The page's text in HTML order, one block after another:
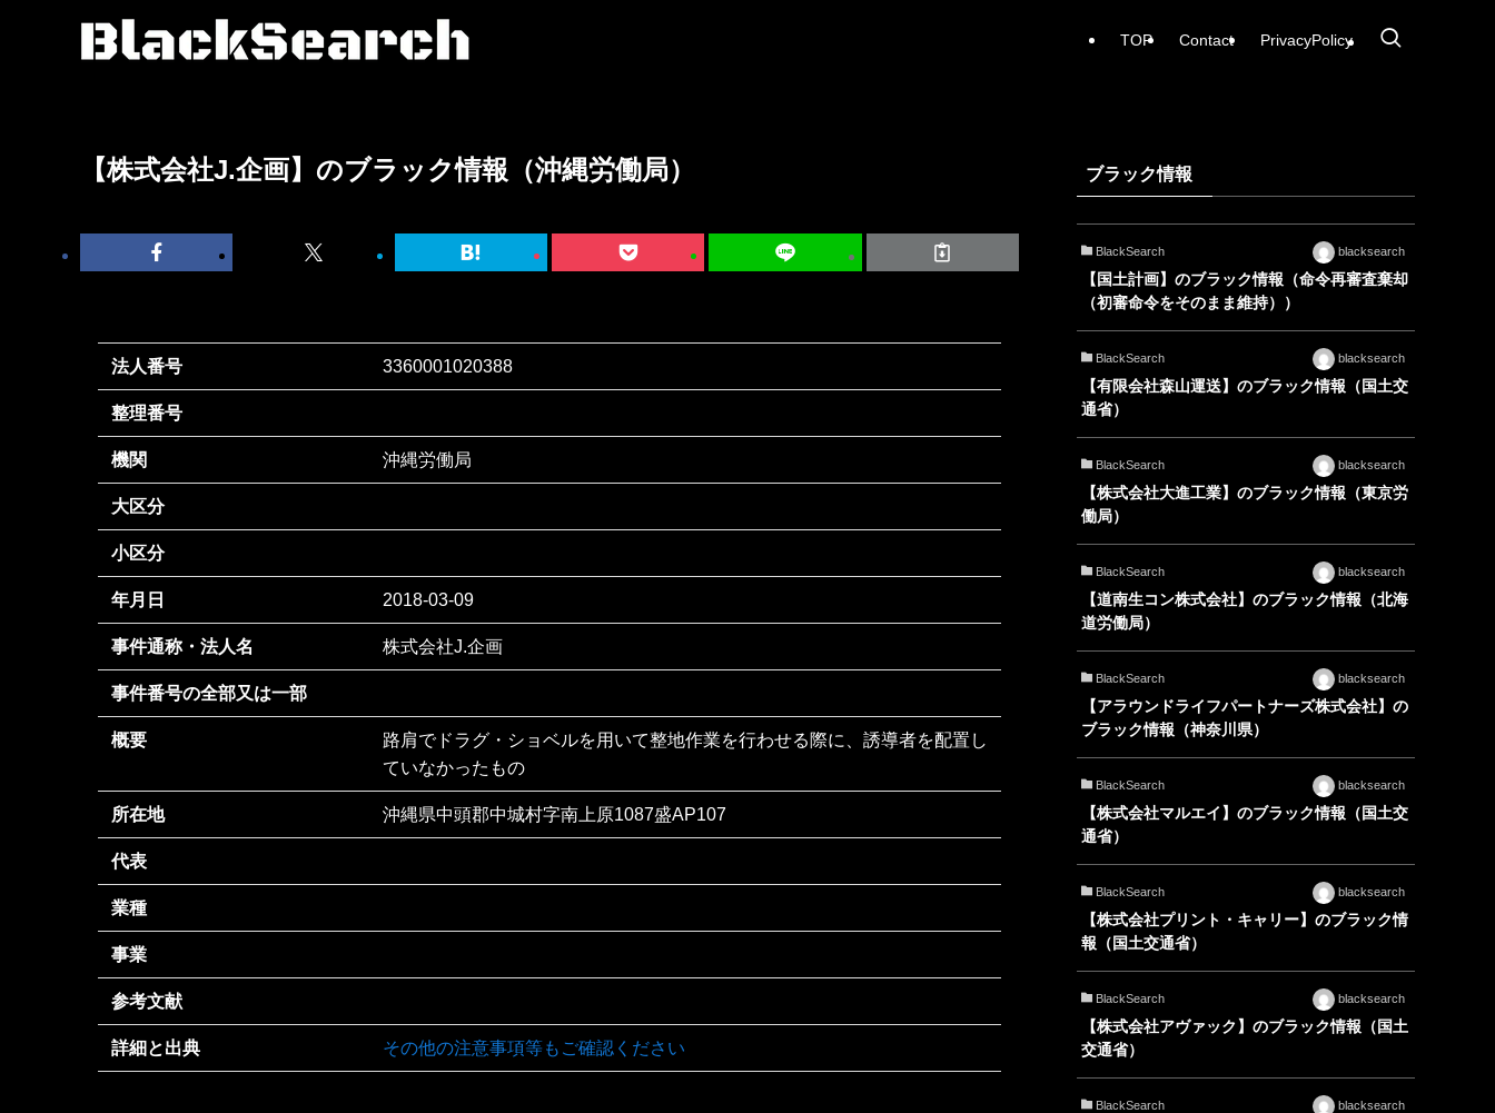
TOP Contact PrivacyPolicy
【株式会社J.企画】のブラック情報（沖縄労働局）
法人番号 3360001020388
整理番号
機関 沖縄労働局
大区分
小区分
年月日 2018-03-09
事件通称・法人名 株式会社J.企画
事件番号の全部又は一部
概要
路肩でドラグ・ショベルを用いて整地作業を行わせる際に、誘導者を配置し
ていなかったもの
所在地 沖縄県中頭郡中城村字南上原1087盛AP107
代表
業種
事業
参考文献
詳細と出典 その他の注意事項等もご確認ください
ブラック情報
BlackSearch blacksearch
【国土計画】のブラック情報（命令再審査棄却
（初審命令をそのまま維持））
BlackSearch blacksearch
【有限会社森山運送】のブラック情報（国土交
通省）
BlackSearch blacksearch
【株式会社大進工業】のブラック情報（東京労
働局）
BlackSearch blacksearch
【道南生コン株式会社】のブラック情報（北海
道労働局）
BlackSearch blacksearch
【アラウンドライフパートナーズ株式会社】の
ブラック情報（神奈川県）
BlackSearch blacksearch
【株式会社マルエイ】のブラック情報（国土交
通省）
BlackSearch blacksearch
【株式会社プリント・キャリー】のブラック情
報（国土交通省）
BlackSearch blacksearch
【株式会社アヴァック】のブラック情報（国土
交通省）
BlackSearch blacksearch